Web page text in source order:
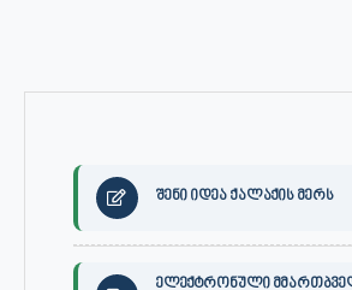
შენი იდეა ქალაქის მერს
ელექტრონული